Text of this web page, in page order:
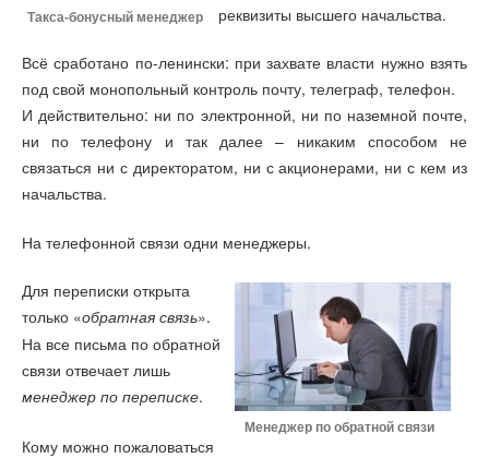
Такса-бонусный менеджер
реквизиты высшего начальства.
Всё сработано по-ленински: при захвате власти нужно взять
под свой монопольный контроль почту, телеграф, телефон.
И действительно: ни по электронной, ни по наземной почте,
ни по телефону и так далее – никаким способом не
связаться ни с директоратом, ни с акционерами, ни с кем из
начальства.
На телефонной связи одни менеджеры.
Менеджер по обратной связи
Для переписки открыта
только «обратная связь».
На все письма по обратной
связи отвечает лишь
менеджер по переписке.
Кому можно пожаловаться